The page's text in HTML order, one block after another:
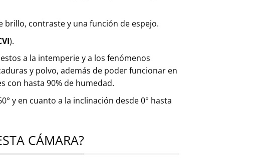
brillo, contraste y una función de espejo.
).
a la intemperie y a los fenómenos
y polvo, además de poder funcionar en
con hasta 90% de humedad.
y en cuanto a la inclinación desde 0° hasta
CÁMARA?